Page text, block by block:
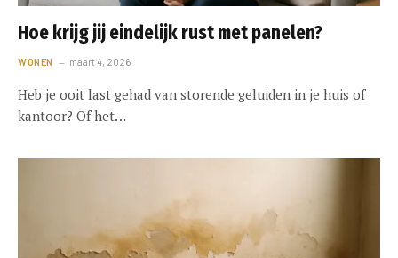
Hoe krijg jij eindelijk rust met panelen?
WONEN maart 4, 2026
Heb je ooit last gehad van storende geluiden in je huis of
kantoor? Of het…